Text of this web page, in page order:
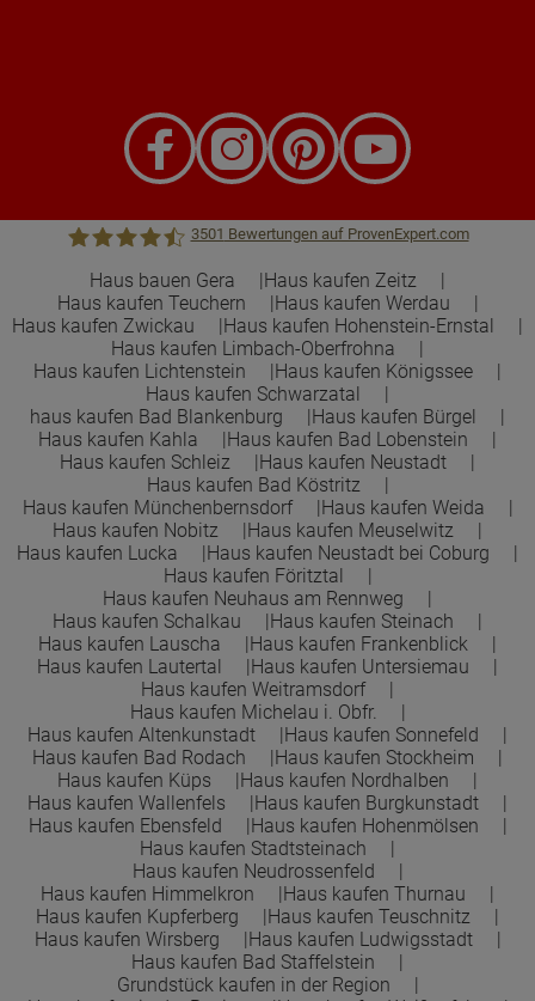
Town &Country Haus Lizenzgeber GmbH
3501 Bewertungen auf ProvenExpert.com
Haus bauen Gera
Haus kaufen Zeitz
Haus kaufen Teuchern
Haus kaufen Werdau
Haus kaufen Zwickau
Haus kaufen Hohenstein-Ernstal
Haus kaufen Limbach-Oberfrohna
Haus kaufen Lichtenstein
Haus kaufen Königssee
Haus kaufen Schwarzatal
haus kaufen Bad Blankenburg
Haus kaufen Bürgel
Haus kaufen Kahla
Haus kaufen Bad Lobenstein
Haus kaufen Schleiz
Haus kaufen Neustadt
Haus kaufen Bad Köstritz
Haus kaufen Münchenbernsdorf
Haus kaufen Weida
Haus kaufen Nobitz
Haus kaufen Meuselwitz
Haus kaufen Lucka
Haus kaufen Neustadt bei Coburg
Haus kaufen Föritztal
Haus kaufen Neuhaus am Rennweg
Haus kaufen Schalkau
Haus kaufen Steinach
Haus kaufen Lauscha
Haus kaufen Frankenblick
Haus kaufen Lautertal
Haus kaufen Untersiemau
Haus kaufen Weitramsdorf
Haus kaufen Michelau i. Obfr.
Haus kaufen Altenkunstadt
Haus kaufen Sonnefeld
Haus kaufen Bad Rodach
Haus kaufen Stockheim
Haus kaufen Küps
Haus kaufen Nordhalben
Haus kaufen Wallenfels
Haus kaufen Burgkunstadt
Haus kaufen Ebensfeld
Haus kaufen Hohenmölsen
Haus kaufen Stadtsteinach
Haus kaufen Neudrossenfeld
Haus kaufen Himmelkron
Haus kaufen Thurnau
Haus kaufen Kupferberg
Haus kaufen Teuschnitz
Haus kaufen Wirsberg
Haus kaufen Ludwigsstadt
Haus kaufen Bad Staffelstein
Grundstück kaufen in der Region